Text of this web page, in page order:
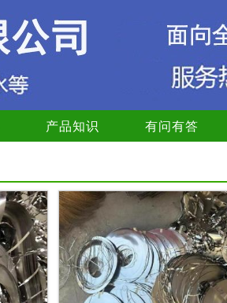
产品知识 有问有答